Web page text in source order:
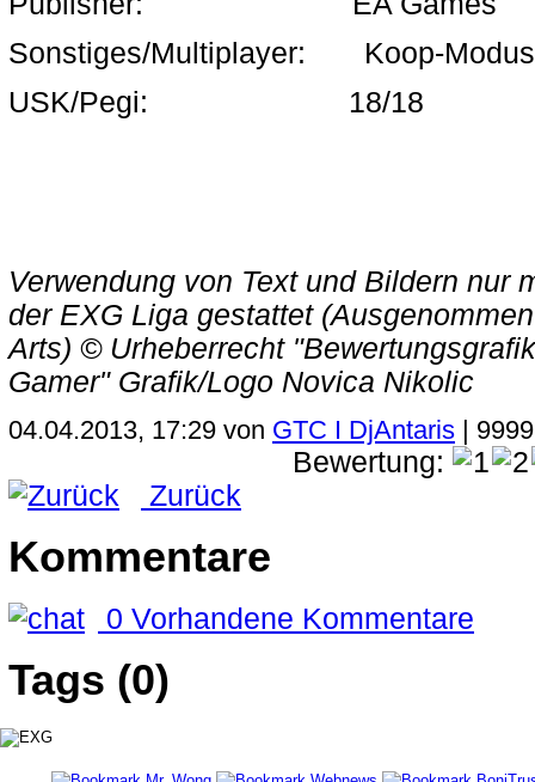
Sonstiges/Multiplayer: Koop-
USK/Pegi: 18/18
Verwendung von Text und Bildern nur
der EXG Liga gestattet
Arts) © Urheberrecht
Gamer" Grafik/Logo Novica Nikolic
04.04.2013, 17:29 von GTC I DjAntaris |
Bewertung:
Zurück
Kommentare
0 Vorhandene Kommentare
Tags (0)